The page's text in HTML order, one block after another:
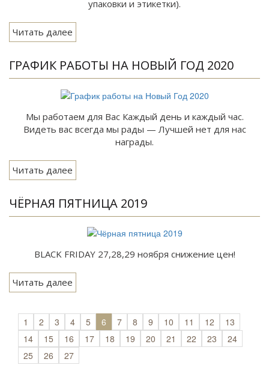
упаковки и этикетки).
Читать далее
ГРАФИК РАБОТЫ НА НОВЫЙ ГОД 2020
Мы работаем для Вас Каждый день и каждый час.
Видеть вас всегда мы рады — Лучшей нет для нас
награды.
Читать далее
ЧЁРНАЯ ПЯТНИЦА 2019
BLACK FRIDAY 27,28,29 ноября снижение цен!
Читать далее
1 2 3 4 5 6 7 8 9 10 11 12
13
14
15 16 17 18 19 20 21 22 23
24
25
26 27